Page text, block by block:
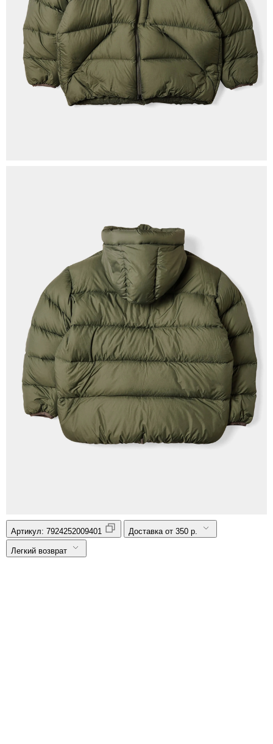
Артикул: 7924252009401 Доставка от 350 р.
Легкий возврат